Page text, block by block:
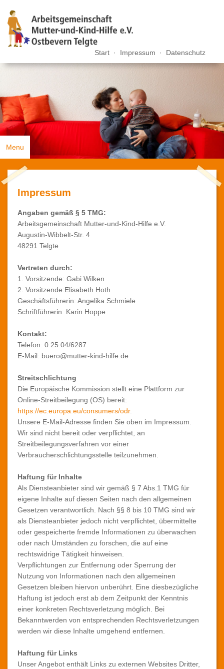
Start · Impressum · Datenschutz
Menu
Mutter-Kind Hilfe
Offene Ganztagsgrundschule Telgte
Kindergarten Wichtelhöhle
Impressum
Angaben gemäß § 5 TMG:
Arbeitsgemeinschaft Mutter-und-Kind-Hilfe e.V.
Augustin-Wibbelt-Str. 4
48291 Telgte
Vertreten durch:
1. Vorsitzende: Gabi Wilken
2. Vorsitzende:Elisabeth Hoth
Geschäftsführerin: Angelika Schmiele
Schriftführerin: Karin Hoppe
Kontakt:
Telefon: 0 25 04/6287
E-Mail: buero@mutter-kind-hilfe.de
Streitschlichtung
Die Europäische Kommission stellt eine Plattform zur
Online-Streitbeilegung (OS) bereit:
https://ec.europa.eu/consumers/odr.
Unsere E-Mail-Adresse finden Sie oben im Impressum.
Wir sind nicht bereit oder verpflichtet, an
Streitbeilegungsverfahren vor einer
Verbraucherschlichtungsstelle teilzunehmen.
Haftung für Inhalte
Als Diensteanbieter sind wir gemäß § 7 Abs.1 TMG für
eigene Inhalte auf diesen Seiten nach den allgemeinen
Gesetzen verantwortlich. Nach §§ 8 bis 10 TMG sind wir
als Diensteanbieter jedoch nicht verpflichtet, übermittelte
oder gespeicherte fremde Informationen zu überwachen
oder nach Umständen zu forschen, die auf eine
rechtswidrige Tätigkeit hinweisen.
Verpflichtungen zur Entfernung oder Sperrung der
Nutzung von Informationen nach den allgemeinen
Gesetzen bleiben hiervon unberührt. Eine diesbezügliche
Haftung ist jedoch erst ab dem Zeitpunkt der Kenntnis
einer konkreten Rechtsverletzung möglich. Bei
Bekanntwerden von entsprechenden Rechtsverletzungen
werden wir diese Inhalte umgehend entfernen.
Haftung für Links
Unser Angebot enthält Links zu externen Websites Dritter,